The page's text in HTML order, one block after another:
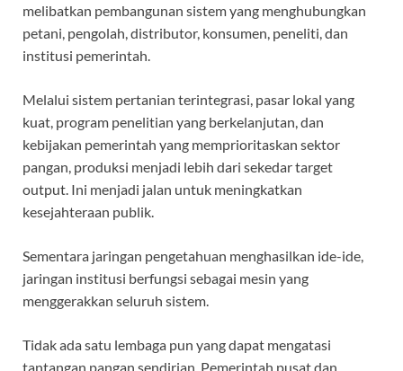
melibatkan pembangunan sistem yang menghubungkan
petani, pengolah, distributor, konsumen, peneliti, dan
institusi pemerintah.
Melalui sistem pertanian terintegrasi, pasar lokal yang
kuat, program penelitian yang berkelanjutan, dan
kebijakan pemerintah yang memprioritaskan sektor
pangan, produksi menjadi lebih dari sekedar target
output. Ini menjadi jalan untuk meningkatkan
kesejahteraan publik.
Sementara jaringan pengetahuan menghasilkan ide-ide,
jaringan institusi berfungsi sebagai mesin yang
menggerakkan seluruh sistem.
Tidak ada satu lembaga pun yang dapat mengatasi
tantangan pangan sendirian. Pemerintah pusat dan